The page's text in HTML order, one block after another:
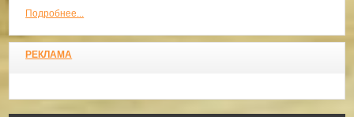
Подробнее...
РЕКЛАМА